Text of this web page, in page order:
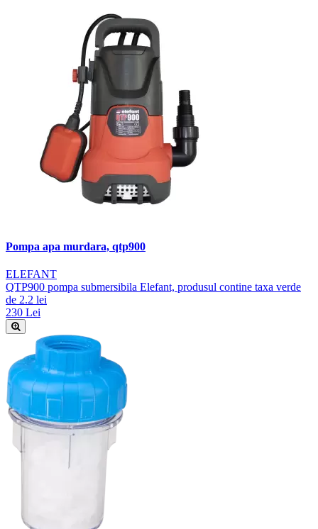
Pompa apa murdara, qtp900
ELEFANT
QTP900 pompa submersibila Elefant, produsul contine taxa verde
de 2.2 lei
230 Lei